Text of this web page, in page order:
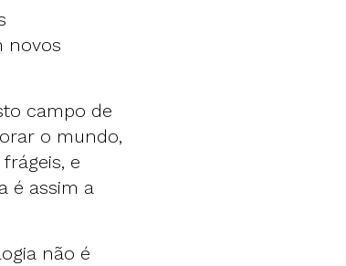
novos
campo de
o mundo,
e
é assim a
não é